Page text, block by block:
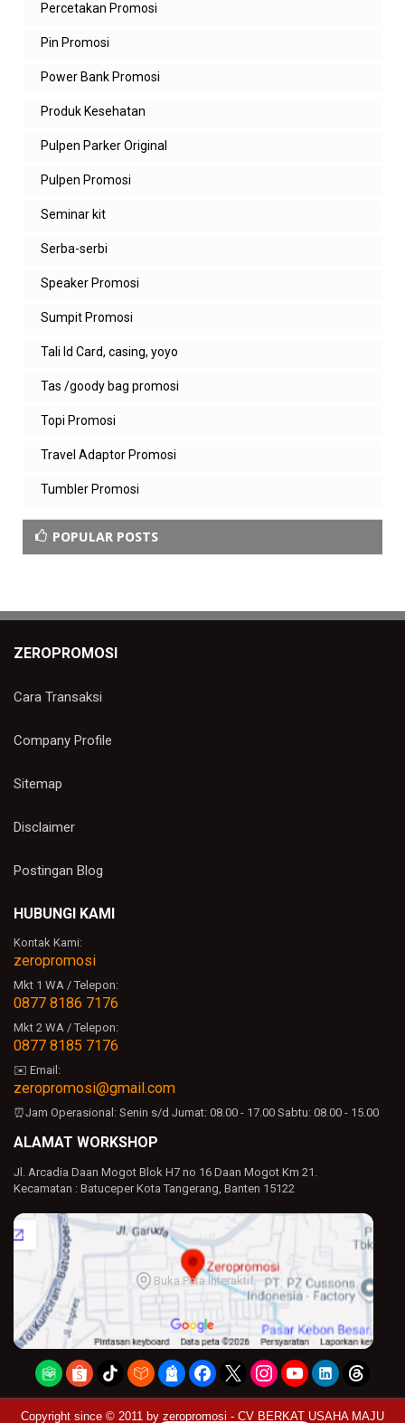
Percetakan Promosi
Pin Promosi
Power Bank Promosi
Produk Kesehatan
Pulpen Parker Original
Pulpen Promosi
Seminar kit
Serba-serbi
Speaker Promosi
Sumpit Promosi
Tali Id Card, casing, yoyo
Tas /goody bag promosi
Topi Promosi
Travel Adaptor Promosi
Tumbler Promosi
POPULAR POSTS
ZEROPROMOSI
Cara Transaksi
Company Profile
Sitemap
Disclaimer
Postingan Blog
HUBUNGI KAMI
Kontak Kami:
zeropromosi
Mkt 1 WA / Telepon:
0877 8186 7176
Mkt 2 WA / Telepon:
0877 8185 7176
✉️ Email:
zeropromosi@gmail.com
⏰Jam Operasional: Senin s/d Jumat: 08.00 - 17.00 Sabtu: 08.00 - 15.00
ALAMAT WORKSHOP
Jl. Arcadia Daan Mogot Blok H7 no 16 Daan Mogot Km 21.
Kecamatan : Batuceper Kota Tangerang, Banten 15122
Buka Peta Interaktif
Copyright since © 2011 by zeropromosi - CV BERKAT USAHA MAJU